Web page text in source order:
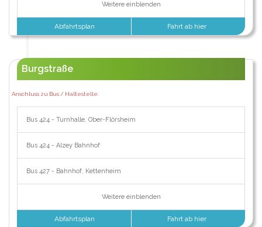
Weitere einblenden
Abfahrtsplan Fahrt ab hier
Burgstraße
Anschluss zu Bus / Haltestelle:
Bus 424 - Turnhalle, Ober-Flörsheim
Bus 424 - Alzey Bahnhof
Bus 427 - Bahnhof, Kettenheim
Weitere einblenden
Abfahrtsplan Fahrt ab hier